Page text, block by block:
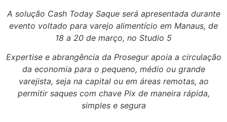
A solução Cash Today Saque será apresentada durante
evento voltado para varejo alimentício em Manaus, de
18 a 20 de março, no Studio 5
Expertise e abrangência da Prosegur apoia a circulação
da economia para o pequeno, médio ou grande
varejista, seja na capital ou em áreas remotas, ao
permitir saques com chave Pix de maneira rápida,
simples e segura